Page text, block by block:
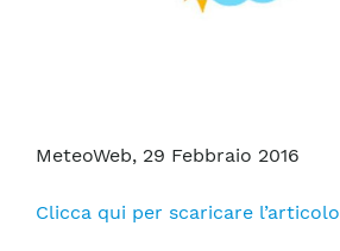
MeteoWeb, 29 Febbraio 2016
Clicca qui per scaricare l’articolo